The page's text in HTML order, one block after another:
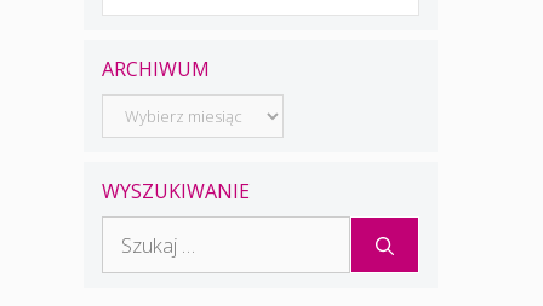
ARCHIWUM
Archiwum
WYSZUKIWANIE